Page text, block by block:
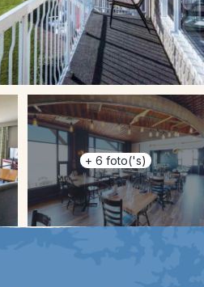
+ 6 foto('s)